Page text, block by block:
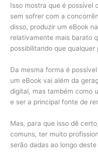
Isso mostra que é possível
sem sofrer com a
disso, produzir um eBook
relativamente mais barato
possibilitando que qualquer
Da mesma forma é
um eBook vai além da
digital, mas também como
e ser a principal fonte de
Mas, para que isso dê
comuns, ter muito
serão dadas ao longo